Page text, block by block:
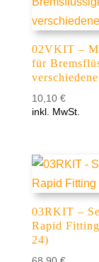
02VKIT –
für
10,10 €
inkl. MwSt.
03RKIT –
Rapid
24)